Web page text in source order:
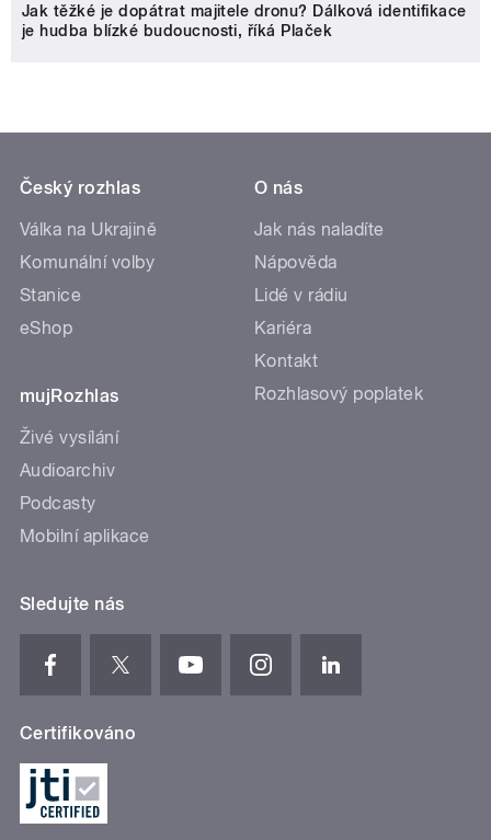
Jak těžké je dopátrat majitele dronu? Dálková identifikace
je hudba blízké budoucnosti, říká Plaček
Český rozhlas
Válka na Ukrajině
Komunální volby
Stanice
eShop
mujRozhlas
Živé vysílání
Audioarchiv
Podcasty
Mobilní aplikace
O nás
Jak nás naladíte
Nápověda
Lidé v rádiu
Kariéra
Kontakt
Rozhlasový poplatek
Sledujte nás
Certifikováno